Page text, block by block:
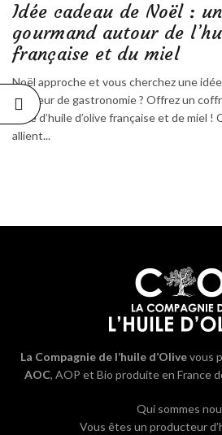
Idée cadeau de Noël :
gourmand autour de
française et du miel
Noël approche et vous cherchez une
amateur de gastronomie ? Offrez un
base d’huile d’olive française et de miel
allient...
La Compagnie de l’huile d’Olivevous
AOC, AOP et Bio produite en France
Qui sommes
Vous êtes un producteur